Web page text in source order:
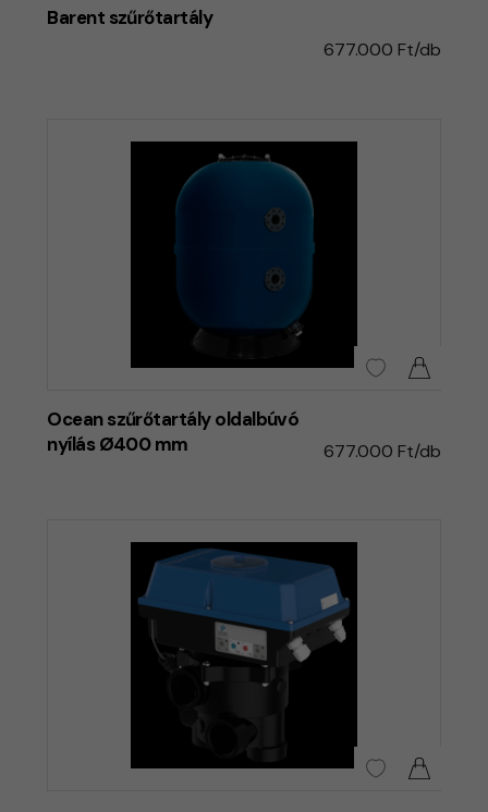
Barent szűrőtartály
677.000 Ft/db
Ocean szűrőtartály oldalbúvó
nyílás Ø400 mm
677.000 Ft/db